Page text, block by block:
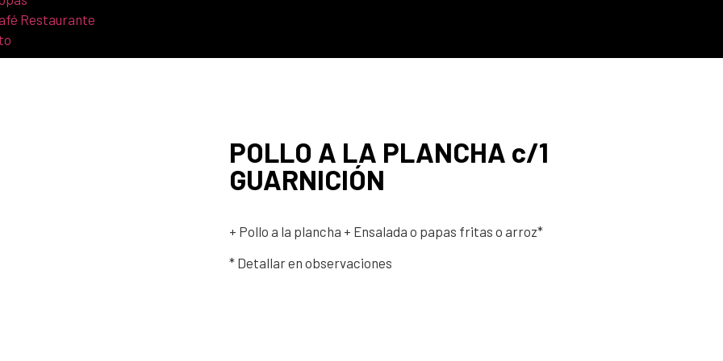
Restaurante
POLLO A LA PLANCHA c/1
GUARNICIÓN
+ Pollo a la plancha + Ensalada o papas fritas o arroz*
* Detallar en observaciones